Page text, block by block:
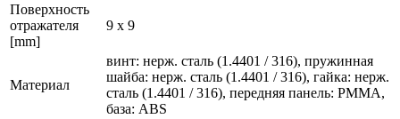
Поверхность
отражателя
[mm]
9 x 9
Материал
винт: нерж. сталь (1.4401 / 316), пружинная
шайба: нерж. сталь (1.4401 / 316), гайка: нерж.
сталь (1.4401 / 316), передняя панель: PMMA,
база: ABS